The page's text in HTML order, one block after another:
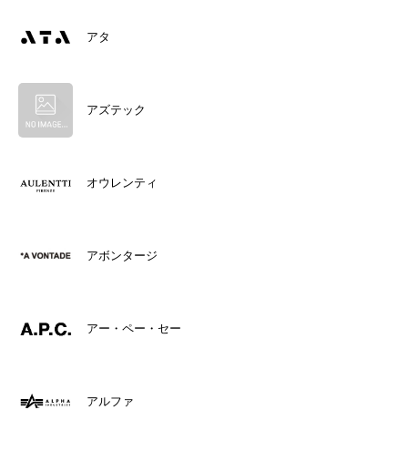
アタ
アズテック
オウレンティ
アボンタージ
アー・ペー・セー
アルファ